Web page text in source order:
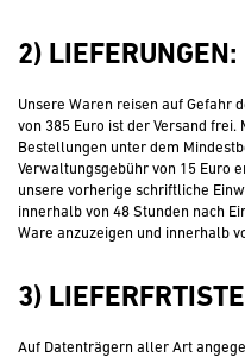
2) LIEFERUNGEN:
Unsere Waren reisen auf Gefahr
von 385 Euro ist der Versand
Bestellungen unter dem
Verwaltungsgebühr von 15 Euro
unsere vorherige schriftliche
innerhalb von 48 Stunden nach
Ware anzuzeigen und innerhalb
3)
Auf Datenträgern aller Art